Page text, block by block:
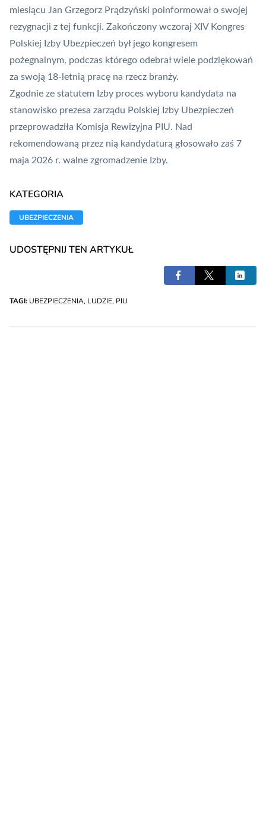
miesiącu Jan Grzegorz Prądzyński poinformował o swojej
rezygnacji z tej funkcji. Zakończony wczoraj XIV Kongres
Polskiej Izby Ubezpieczeń był jego kongresem
pożegnalnym, podczas którego odebrał wiele podziękowań
za swoją 18-letnią pracę na rzecz branży.
Zgodnie ze statutem Izby proces wyboru kandydata na
stanowisko prezesa zarządu Polskiej Izby Ubezpieczeń
przeprowadziła Komisja Rewizyjna PIU. Nad
rekomendowaną przez nią kandydaturą głosowało zaś 7
maja 2026 r. walne zgromadzenie Izby.
KATEGORIA
UBEZPIECZENIA
UDOSTĘPNIJ TEN ARTYKUŁ
TAGI: UBEZPIECZENIA, LUDZIE, PIU